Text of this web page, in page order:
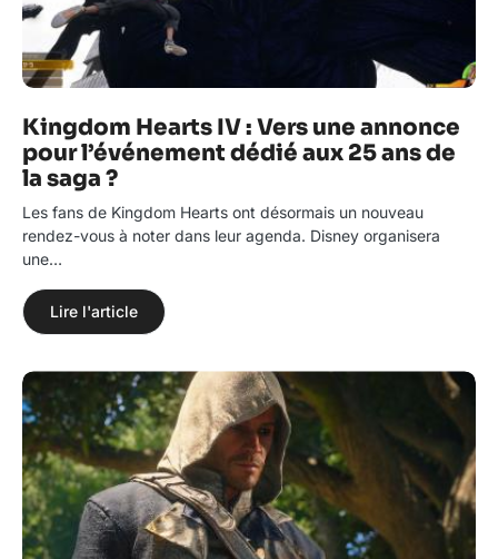
Kingdom Hearts IV : Vers une annonce
pour l’événement dédié aux 25 ans de
la saga ?
Les fans de Kingdom Hearts ont désormais un nouveau
rendez-vous à noter dans leur agenda. Disney organisera
une…
Lire l'article